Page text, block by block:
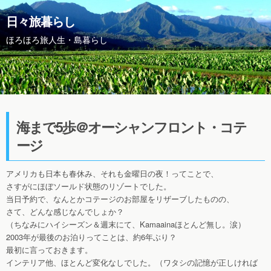
日々旅暮らし
ほろほろ旅人生・島暮らし
海まで5歩＠オーシャンフロント・コテ
ージ
アメリカも日本も春休み、それも金曜日の夜！ってことで、
さすがにほぼソールド状態のリゾートでした。
当日予約で、なんとかコテージのお部屋をリザーブしたものの、
さて、どんな感じなんでしょか？
（ちなみにハイシーズン＆週末にて、Kamaainaほとんど無し。涙）
2003年が最後のお泊りってことは、約6年ぶり？
最初に言っておきます。
インテリア他、ほとんど変化なしでした。（ワタシの記憶が正しければ